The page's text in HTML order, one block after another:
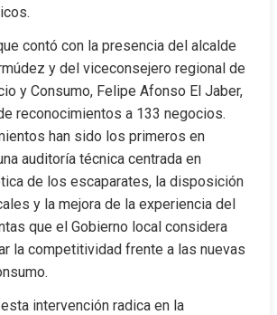
contó con la presencia del alcalde
y del viceconsejero regional de
y Consumo, Felipe Afonso El Jaber,
reconocimientos a 133 negocios.
han sido los primeros en
auditoría técnica centrada en
de los escaparates, la disposición
y la mejora de la experiencia del
que el Gobierno local considera
la competitividad frente a las nuevas
intervención radica en la